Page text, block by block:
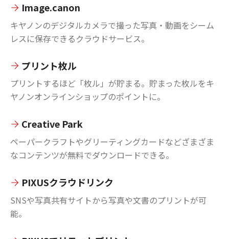
Image.canon
キヤノンのデジタルカメラで撮った写真・動画をシーム
レスに保存できるクラウドサービス。
プリント枚ル
プリントするほど「枚ル」が貯まる。貯まった枚ルをキ
ヤノンオンラインショップのポイントに。
Creative Park
ペーパークラフトやグリーティングカードなどざまざま
なコンテンツが無料でダウンロードできる。
PIXUSクラウドリンク
SNSや写真共有サイトから写真や文書のプリントが可
能。